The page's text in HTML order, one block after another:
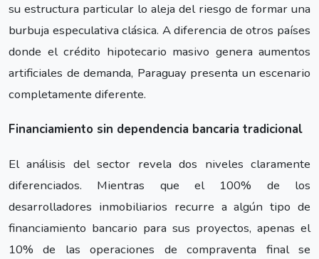
su estructura particular lo aleja del riesgo de formar una
burbuja especulativa clásica. A diferencia de otros países
donde el crédito hipotecario masivo genera aumentos
artificiales de demanda, Paraguay presenta un escenario
completamente diferente.
Financiamiento sin dependencia bancaria tradicional
El análisis del sector revela dos niveles claramente
diferenciados. Mientras que el 100% de los
desarrolladores inmobiliarios recurre a algún tipo de
financiamiento bancario para sus proyectos, apenas el
10% de las operaciones de compraventa final se